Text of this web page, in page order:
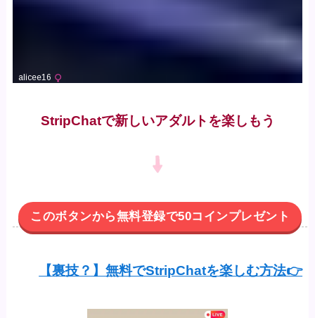
StripChatで新しいアダルトを楽しもう
このボタンから無料登録で50コインプレゼント
【裏技？】無料でStripChatを楽しむ方法👉